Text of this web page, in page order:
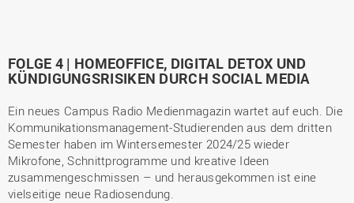
FOLGE 4 | HOMEOFFICE, DIGITAL DETOX UND
KÜNDIGUNGSRISIKEN DURCH SOCIAL MEDIA
Ein neues Campus Radio Medienmagazin wartet auf euch. Die
Kommunikationsmanagement-Studierenden aus dem dritten
Semester haben im Wintersemester 2024/25 wieder
Mikrofone, Schnittprogramme und kreative Ideen
zusammengeschmissen – und herausgekommen ist eine
vielseitige neue Radiosendung.